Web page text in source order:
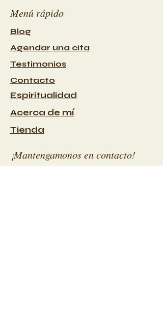
Menú rápido
Blog
Agendar una cita
Testimonios
Contacto
Espiritualidad
Acerca de mí
Tienda
¡Mantengamonos en contacto!